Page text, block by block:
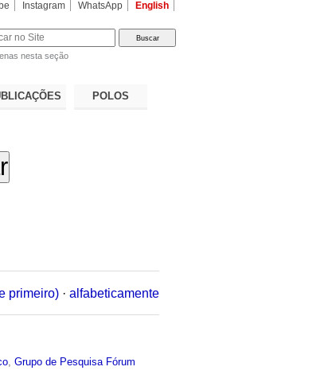
Instagram WhatsApp English
nesta seção
POLOS
primeiro) · alfabeticamente
,Grupo de Pesquisa Fórum